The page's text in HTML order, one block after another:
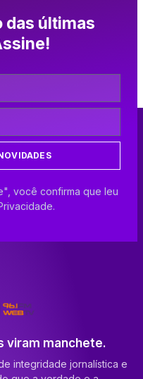
das últimas
você confirma que leu
viram manchete.
integridade jornalística e